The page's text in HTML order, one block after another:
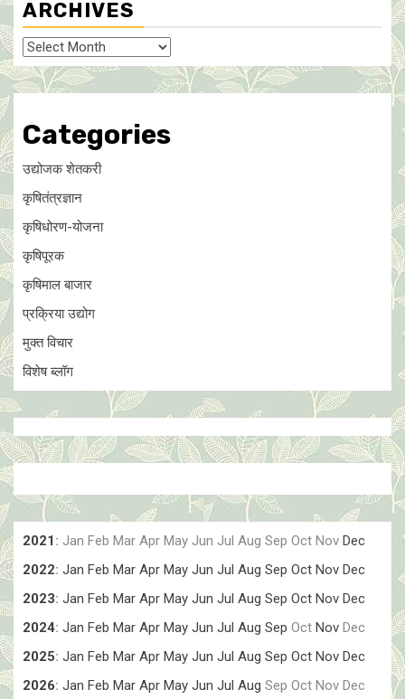
ARCHIVES
Archives
Categories
उद्योजक शेतकरी
कृषितंत्रज्ञान
कृषिधोरण-योजना
कृषिपूरक
कृषिमाल बाजार
प्रक्रिया उद्योग
मुक्त विचार
विशेष ब्लॉग
2021 : Jan Feb Mar Apr May Jun Jul Aug Sep Oct Nov Dec
2022: Jan Feb Mar Apr May Jun Jul Aug Sep Oct Nov Dec
2023: Jan Feb Mar Apr May Jun Jul Aug Sep Oct Nov Dec
2024: Jan Feb Mar Apr May Jun Jul Aug Sep Oct Nov Dec
2025: Jan Feb Mar Apr May Jun Jul Aug Sep Oct Nov Dec
2026: Jan Feb Mar Apr May Jun Jul Aug Sep Oct Nov Dec